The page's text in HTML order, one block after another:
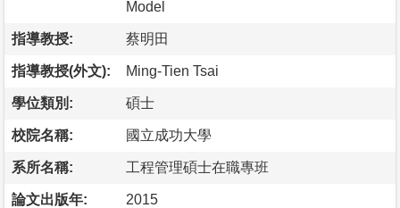
Model
指導教授: 蔡明田
指導教授(外文): Ming-Tien Tsai
學位類別: 碩士
校院名稱: 國立成功大學
系所名稱: 工程管理碩士在職專班
論文出版年: 2015